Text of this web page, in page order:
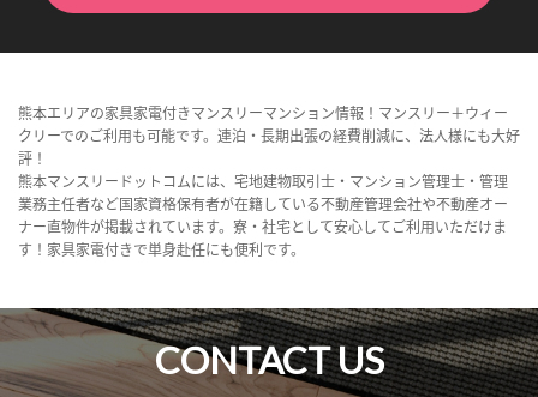
熊本エリアの家具家電付きマンスリーマンション情報！マンスリー＋ウィー
クリーでのご利用も可能です。連泊・長期出張の経費削減に、法人様にも大好
評！
熊本マンスリードットコムには、宅地建物取引士・マンション管理士・管理
業務主任者など国家資格保有者が在籍している不動産管理会社や不動産オー
ナー直物件が掲載されています。寮・社宅として安心してご利用いただけま
す！家具家電付きで単身赴任にも便利です。
CONTACT US